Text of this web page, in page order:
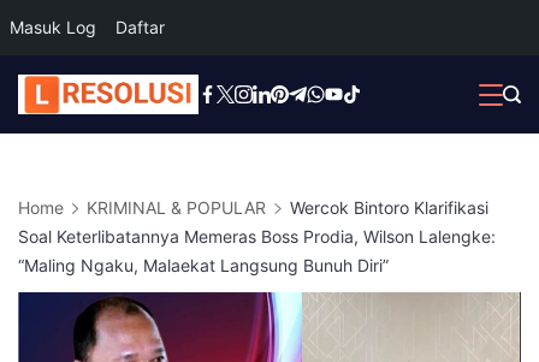
Masuk Log Daftar
Skip
to
Home KRIMINAL & POPULAR
Wercok Bintoro Klarifikasi
Soal Keterlibatannya Memeras Boss Prodia, Wilson Lalengke:
“Maling Ngaku, Malaekat Langsung Bunuh Diri”